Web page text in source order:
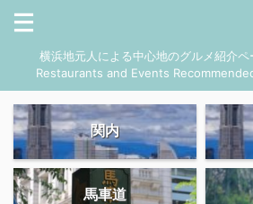
横浜地元人による中心地のグルメ紹介
Restaurants and Events
関内
馬車道